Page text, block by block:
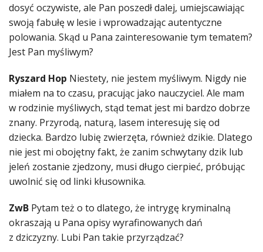
dosyć oczywiste, ale Pan poszedł dalej, umiejscawiając
swoją fabułę w lesie i wprowadzając autentyczne
polowania. Skąd u Pana zainteresowanie tym tematem?
Jest Pan myśliwym?
Ryszard Hop Niestety, nie jestem myśliwym. Nigdy nie
miałem na to czasu, pracując jako nauczyciel. Ale mam
w rodzinie myśliwych, stąd temat jest mi bardzo dobrze
znany. Przyrodą, naturą, lasem interesuję się od
dziecka. Bardzo lubię zwierzęta, również dzikie. Dlatego
nie jest mi obojętny fakt, że zanim schwytany dzik lub
jeleń zostanie zjedzony, musi długo cierpieć, próbując
uwolnić się od linki kłusownika.
ZwB Pytam też o to dlatego, że intrygę kryminalną
okraszają u Pana opisy wyrafinowanych dań
z dziczyzny. Lubi Pan takie przyrządzać?